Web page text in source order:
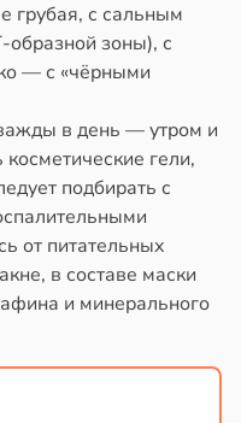
грубая, с сальным
образной зоны), с
— с «чёрными
в день — утром и
гели,
подбирать с
от питательных
в составе маски
и минерального